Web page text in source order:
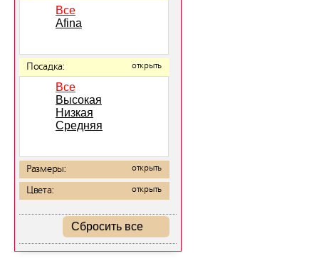
Все
Afina
Посадка: открыть
Все
Высокая
Низкая
Средняя
Размеры: открыть
Цвета: открыть
Сбросить все